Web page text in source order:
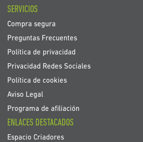
SERVICIOS
Compra segura
Preguntas Frecuentes
Política de privacidad
Privacidad Redes Sociales
Política de cookies
Aviso Legal
Programa de afiliación
ENLACES DESTACADOS
Espacio Criadores